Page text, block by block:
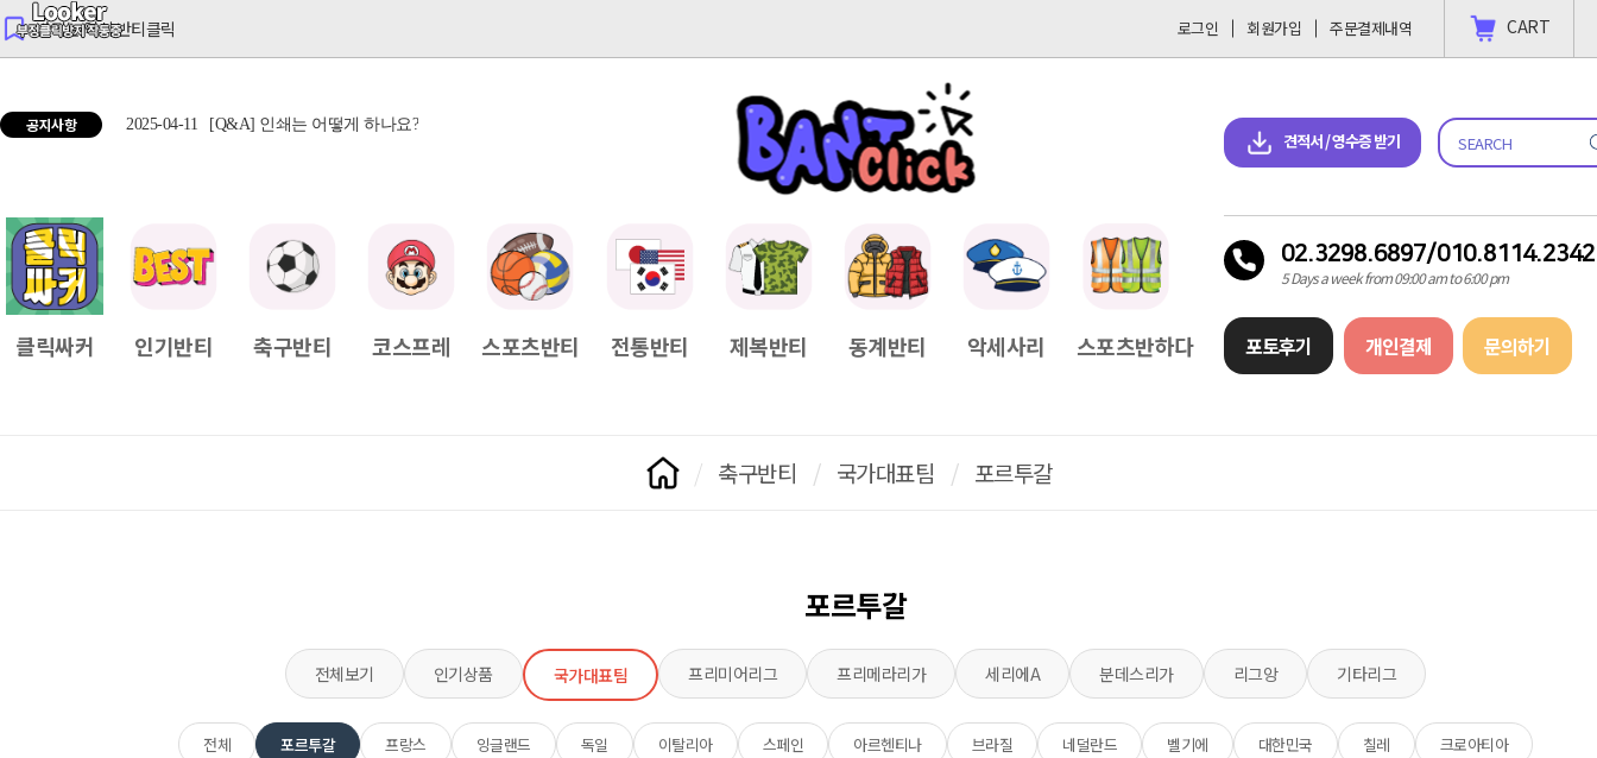
반티는 역시 반티클릭 CART
로그인 회원가입 주문결제내역
견적서 / 영수증 받기
02.3298.6897/010.8114.2342
5 Days a week from 09:00 am to 6:00 pm
포토후기 개인결제 문의하기
공지사항 2025-04-11 [Q&A] 인쇄는 어떻게 하나요? [Q&A] 배송일정이 궁금하면? 2025-04-11 [Q&A] 나눠서 결제 하고싶을땐? 견적서 & 영수증 다운로드
클릭싸커 인기반티 축구반티 코스프레 스포츠반티 전통반티 제복반티 동계반티 악세사리 스포츠반하다
축구반티 / 국가대표팀 / 포르투갈
포르투갈
전체보기 인기상품 국가대표팀 프리미어리그 프리메라리가 세리에A 분데스리가 리그앙 기타리그
전체 포르투갈 프랑스 잉글랜드 독일 이탈리아 스페인 아르헨티나 브라질 네덜란드 벨기에 대한민국 칠레 크로아티아